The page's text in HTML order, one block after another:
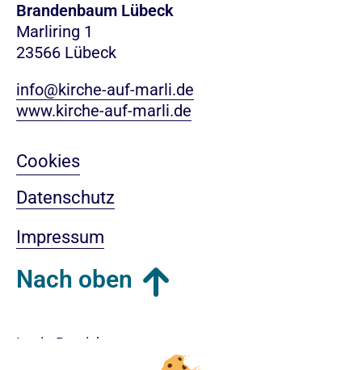
Brandenbaum Lübeck
Marliring 1
23566 Lübeck
info@kirche-auf-marli.de
www.kirche-auf-marli.de
Cookies
Datenschutz
Impressum
Nach oben
Login-Bereich